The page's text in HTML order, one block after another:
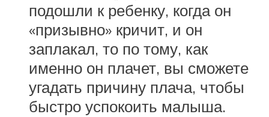
подошли к ребенку, когда он
«призывно» кричит, и он
заплакал, то по тому, как
именно он плачет, вы сможете
угадать причину плача, чтобы
быстро успокоить малыша.